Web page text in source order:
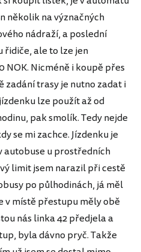
několik na význačných
nádraží, a poslední
řidiče, ale to lze jen
Nicméně i koupě přes
zadání trasy je nutno zadat i
lze použít až od
pak smolík. Tedy nejde
se mi zachce. Jízdenku je
u prostředních
limit jsem narazil při cestě
po půlhodinách, já měl
v místě přestupu měly obě
nás linka 42 předjela a
byla dávno pryč. Takže